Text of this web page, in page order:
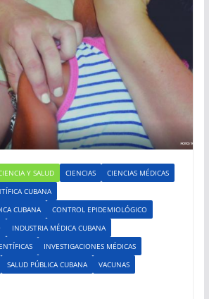
Y SALUD CIENCIAS
CIENCIAS MÉDICAS
CUBANA
CUBANA
CONTROL EPIDEMIOLÓGICO
INDUSTRIA MÉDICA CUBANA
INVESTIGACIONES MÉDICAS
SALUD PÚBLICA CUBANA
VACUNAS